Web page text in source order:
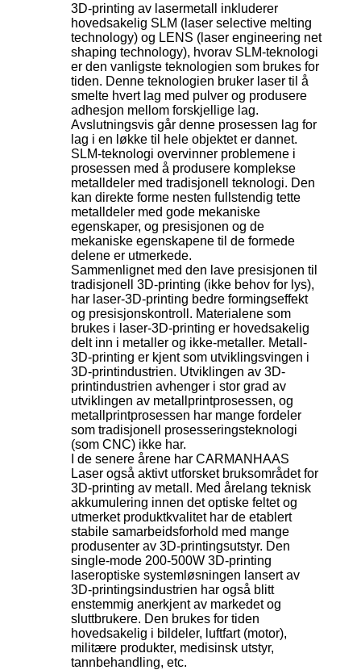
3D-printing av lasermetall inkluderer
hovedsakelig SLM (laser selective melting
technology) og LENS (laser engineering net
shaping technology), hvorav SLM-teknologi
er den vanligste teknologien som brukes for
tiden. Denne teknologien bruker laser til å
smelte hvert lag med pulver og produsere
adhesjon mellom forskjellige lag.
Avslutningsvis går denne prosessen lag for
lag i en løkke til hele objektet er dannet.
SLM-teknologi overvinner problemene i
prosessen med å produsere komplekse
metalldeler med tradisjonell teknologi. Den
kan direkte forme nesten fullstendig tette
metalldeler med gode mekaniske
egenskaper, og presisjonen og de
mekaniske egenskapene til de formede
delene er utmerkede.
Sammenlignet med den lave presisjonen til
tradisjonell 3D-printing (ikke behov for lys),
har laser-3D-printing bedre formingseffekt
og presisjonskontroll. Materialene som
brukes i laser-3D-printing er hovedsakelig
delt inn i metaller og ikke-metaller. Metall-
3D-printing er kjent som utviklingsvingen i
3D-printindustrien. Utviklingen av 3D-
printindustrien avhenger i stor grad av
utviklingen av metallprintprosessen, og
metallprintprosessen har mange fordeler
som tradisjonell prosesseringsteknologi
(som CNC) ikke har.
I de senere årene har CARMANHAAS
Laser også aktivt utforsket bruksområdet for
3D-printing av metall. Med årelang teknisk
akkumulering innen det optiske feltet og
utmerket produktkvalitet har de etablert
stabile samarbeidsforhold med mange
produsenter av 3D-printingsutstyr. Den
single-mode 200-500W 3D-printing
laseroptiske systemløsningen lansert av
3D-printingsindustrien har også blitt
enstemmig anerkjent av markedet og
sluttbrukere. Den brukes for tiden
hovedsakelig i bildeler, luftfart (motor),
militære produkter, medisinsk utstyr,
tannbehandling, etc.